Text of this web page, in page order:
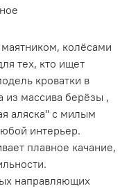
колёсами
тех, кто ищет
кроватки в
из массива берёзы ,
аляска" с милым
интерьер.
плавное качание,
направляющих